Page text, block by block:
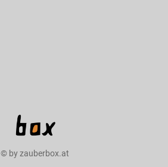
© by zauberbox.at